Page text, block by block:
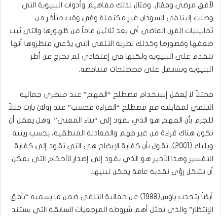
لأفق مرضي وفعّال. ومثال لذلك مفاهيم وأدوات البنيوية التي
وصلت إلينا في السودان غير مكتملة وفي وقت متأخر من
ثمانينيات القرن الماضي أي بعد ثلاثين عاماً من ظهورها والتي ثبت
ضعفها وقصورها وكذلك نظرية التلقي التي يدّعي منظروها أنها
تتقدم على البنيوية ولكنها في إعتقادي لم تخرج عن أطر
البنيوية وتشتمل على مصطلحات متناقضة.
فمثلاً لا يُعقل إستخدام مصطلح “الفهم” عند منظري جمالية
التلقي لمقابلته مع مصطلح “القراءة فحسب” عند رولان بارت مثلاً
للجزم بأن الفهم هو الذي يقود إلى “بناء المعنى”. وهل يعقل أن
تكون هناك قراءة من غير فهم والمعادلة المنطقية، بحسب رينيه
ويليك (2001)، تقول بأن كفاية الإيضاح هي التي تقود إلى كفاية
التفسير وهذا الأخير هو الذي يقود إلى إصدار الأحكام التي يمكن
أن تشكل رؤى نقدية عامة يمكن تبنيها.
أيضاً يتحدث ياوس(1988) عن جمالية التلقي ضمن ما يسميه “بأفق
الإنتظار” والذي تمثل أهم شروطه المرجعيات السابقة التي يستند